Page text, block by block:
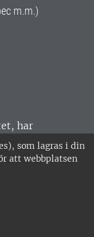
som lagras i din
att webbplatsen
m.m.)
har
är
•